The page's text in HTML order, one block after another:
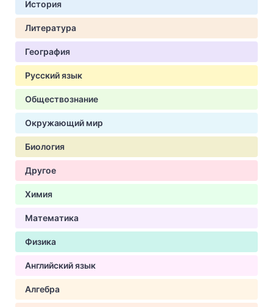
История
Литература
География
Русский язык
Обществознание
Окружающий мир
Биология
Другое
Химия
Математика
Физика
Английский язык
Алгебра